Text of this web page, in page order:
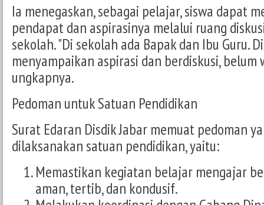
Ia menegaskan, sebagai pelajar, siswa dapat
pendapat dan aspirasinya melalui ruang
sekolah. "Di sekolah ada Bapak dan Ibu Guru.
menyampaikan aspirasi dan berdiskusi, belum
ungkapnya.
Pedoman untuk Satuan Pendidikan
Surat Edaran Disdik Jabar memuat pedoman
dilaksanakan satuan pendidikan, yaitu:
Memastikan kegiatan belajar mengajar
aman, tertib, dan kondusif.